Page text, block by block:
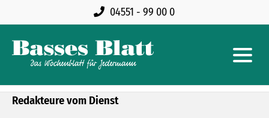
04551 - 99 00 0
Redakteure vom Dienst